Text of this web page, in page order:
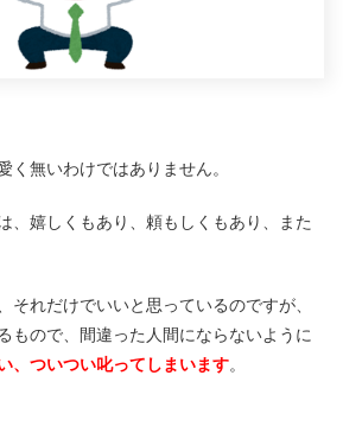
く無いわけではありません。
、嬉しくもあり、頼もしくもあり、また
それだけでいいと思っているのですが、
もので、間違った人間にならないように
、ついつい叱ってしまいます。